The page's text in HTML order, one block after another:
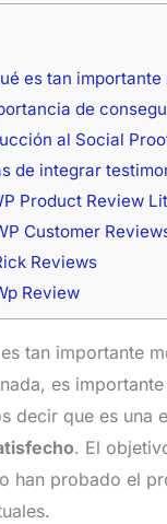
es tan
de
al Social
de integrar
Product Review
Customer
Reviews
Review
tan importante
es
decir que es una
. El
han probado el